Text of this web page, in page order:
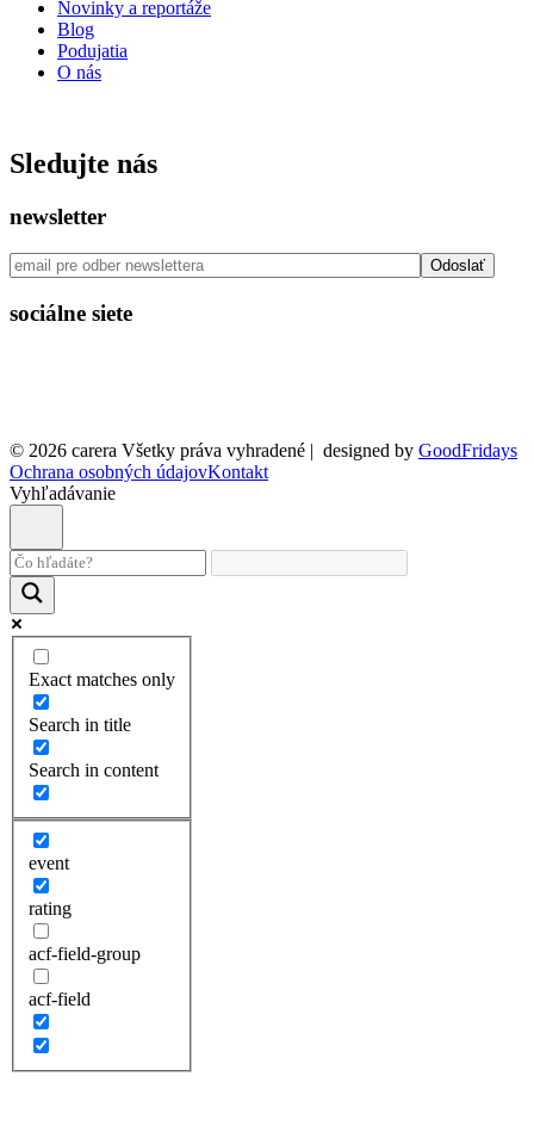
Novinky a reportáže
Blog
Podujatia
O nás
Sledujte nás
newsletter
sociálne siete
© 2026 carera Všetky práva vyhradené | designed by GoodFridays
Ochrana osobných údajovKontakt
Vyhľadávanie
Exact matches only
Search in title
Search in content
event
rating
acf-field-group
acf-field